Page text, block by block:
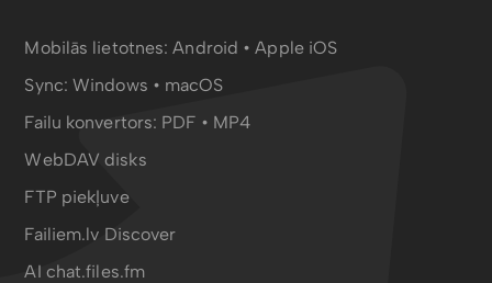
Mobilās lietotnes:Android •Apple iOS
Sync:Windows • macOS
Failu konvertors: PDF • MP4
WebDAV disks
FTP piekļuve
Failiem.lv Discover
AI chat.files.fm